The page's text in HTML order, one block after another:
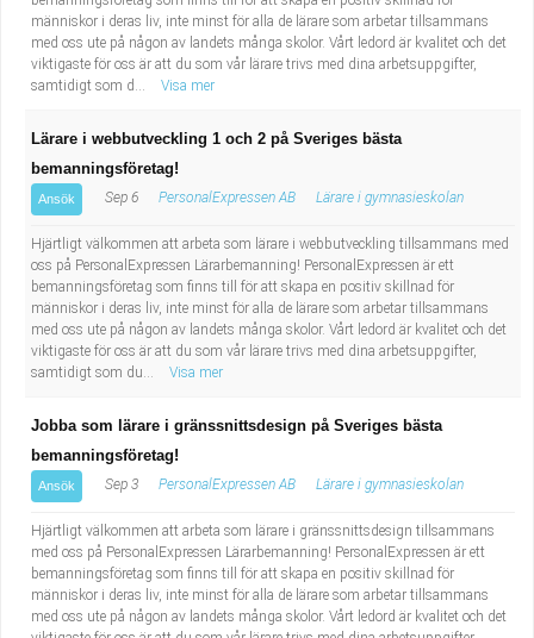
människor i deras liv, inte minst för alla de lärare som arbetar tillsammans
med oss ute på någon av landets många skolor. Vårt ledord är kvalitet och det
viktigaste för oss är att du som vår lärare trivs med dina arbetsuppgifter,
samtidigt som d...
Visa mer
Lärare i webbutveckling 1 och 2 på Sveriges bästa
bemanningsföretag!
Ansök Sep 6 PersonalExpressen AB Lärare i gymnasieskolan
Hjärtligt välkommen att arbeta som lärare i webbutveckling tillsammans med
oss på PersonalExpressen Lärarbemanning! PersonalExpressen är ett
bemanningsföretag som finns till för att skapa en positiv skillnad för
människor i deras liv, inte minst för alla de lärare som arbetar tillsammans
med oss ute på någon av landets många skolor. Vårt ledord är kvalitet och det
viktigaste för oss är att du som vår lärare trivs med dina arbetsuppgifter,
samtidigt som du...
Visa mer
Jobba som lärare i gränssnittsdesign på Sveriges bästa
bemanningsföretag!
Ansök Sep 3 PersonalExpressen AB Lärare i gymnasieskolan
Hjärtligt välkommen att arbeta som lärare i gränssnittsdesign tillsammans
med oss på PersonalExpressen Lärarbemanning! PersonalExpressen är ett
bemanningsföretag som finns till för att skapa en positiv skillnad för
människor i deras liv, inte minst för alla de lärare som arbetar tillsammans
med oss ute på någon av landets många skolor. Vårt ledord är kvalitet och det